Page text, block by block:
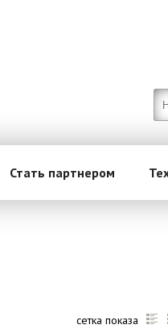
Стать партнером
сетка показа